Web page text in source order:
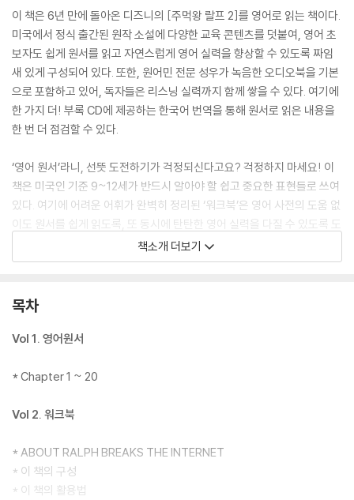
이 책은 6년 만에 돌아온 디즈니의 [주먹왕 랄프 2]를 영어로 읽는 책이다.
미국에서 정식 출간된 원작 소설에 다양한 교육 콘텐츠를 덧붙여, 영어 초
보자도 쉽게 원서를 읽고 자연스럽게 영어 실력을 향상할 수 있도록 짜임
새 있게 구성되어 있다. 또한, 원어민 전문 성우가 녹음한 오디오북을 기본
으로 포함하고 있어, 독자들은 리스닝 실력까지 함께 쌓을 수 있다. 여기에
한 가지 더! 부록 CD에 제공하는 한국어 번역을 통해 원서로 읽은 내용을
한 번 더 점검할 수 있다.
‘영어 원서’라니, 선뜻 도전하기가 걱정되신다고요? 걱정하지 마세요! 이
책은 미국인 기준 9~12세가 반드시 알아야 할 쉽고 중요한 표현들로 쓰여
있다. 여기에 어려운 어휘가 완벽히 정리된 ‘워크북’은 영어 사전의 도움 없
이도 원서를 쉽게 읽도록, 또 동시에 탄탄한 영어 실력을 다질 수 있도록 도
와준다. 특히 영화를 보고 책을 읽으면, 영화 속 장면이 자연스럽게 머릿속
에 그려지면서 더욱 수월하게 읽을 수 있다! 지금 『영화로 읽는 영어 원서
자!
「주먹왕 랄프 2」 오디오북 샘플 듣기
이 책은 ‘귀로 읽기’와 ‘소리 내어 읽기’를 위해 오디오북이 MP3 CD에 담
상할 수 있다.
책소개 더보기
목차
Vol 1. 영어원서
* Chapter 1 ~ 20
Vol 2. 워크북
* ABOUT RALPH BREAKS THE INTERNET
* 이 책의 구성
* 이 책의 활용법